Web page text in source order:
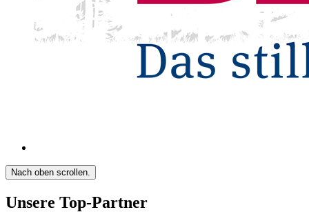
Nach oben scrollen.
Unsere Top-Partner